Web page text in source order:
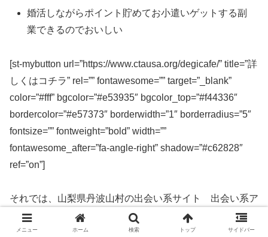
婚活しながらポイント貯めてお小遣いゲットする副
業できるのでおいしい
[st-mybutton url=”https://www.ctausa.org/degicafe/” title=”詳
しくはコチラ” rel=”” fontawesome=”” target=”_blank”
color=”#fff” bgcolor=”#e53935″ bgcolor_top=”#f44336″
bordercolor=”#e57373″ borderwidth=”1″ borderradius=”5″
fontsize=”” fontweight=”bold” width=””
fontawesome_after=”fa-angle-right” shadow=”#c62828″
ref=”on”]
それでは、山梨県丹波山村の出会い系サイト 出会い系ア
プリを実際に使ってみた感想などを解説します。
メニュー ホーム 検索 トップ サイドバー